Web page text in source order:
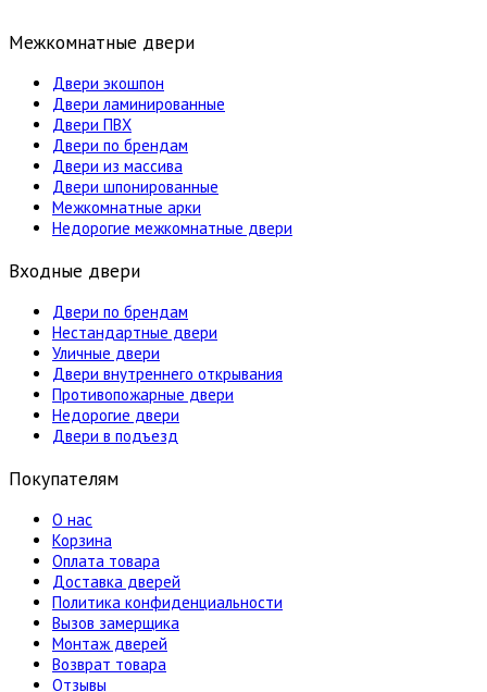
Межкомнатные двери
Двери экошпон
Двери ламинированные
Двери ПВХ
Двери по брендам
Двери из массива
Двери шпонированные
Межкомнатные арки
Недорогие межкомнатные двери
Входные двери
Двери по брендам
Нестандартные двери
Уличные двери
Двери внутреннего открывания
Противопожарные двери
Недорогие двери
Двери в подъезд
Покупателям
О нас
Корзина
Оплата товара
Доставка дверей
Политика конфиденциальности
Вызов замерщика
Монтаж дверей
Возврат товара
Отзывы